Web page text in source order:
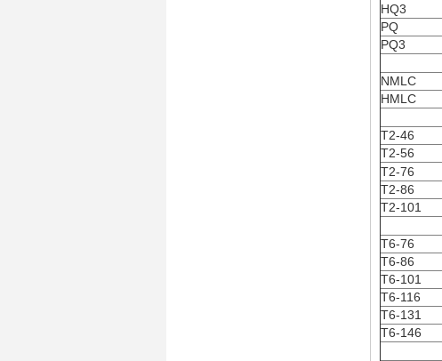
HQ3
PQ
PQ3
NMLC
HMLC
T2-46
T2-56
T2-76
T2-86
T2-101
T6-76
T6-86
T6-101
T6-116
T6-131
T6-146